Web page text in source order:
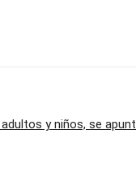
y niños, se